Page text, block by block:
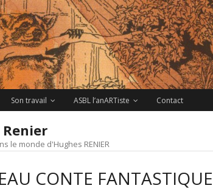
Son travail ASBL l’anARTiste Contact
le monde d'Hughes RENIER
CONTE